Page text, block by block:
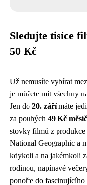
Sledujte tisíce
50 Kč
Už nemusíte vybírat
je můžete mít všechny
Jen do 20. zářímáte
za pouhých 49 Kč
stovky filmů z produkce
National Geographic a
kdykoli a na jakémkoli
rodinou, napínavé
ponořte do fascinujícího